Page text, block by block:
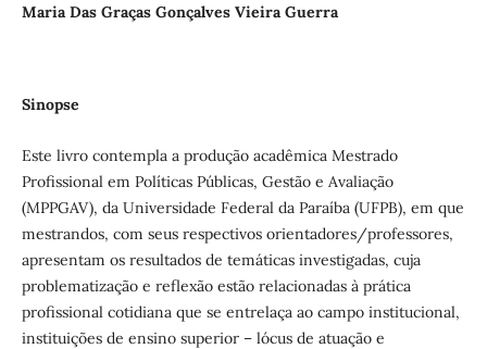
Maria Das Graças Gonçalves Vieira Guerra
Sinopse
Este livro contempla a produção acadêmica Mestrado
Profissional em Políticas Públicas, Gestão e Avaliação
(MPPGAV), da Universidade Federal da Paraíba (UFPB), em que
mestrandos, com seus respectivos orientadores/professores,
apresentam os resultados de temáticas investigadas, cuja
problematização e reflexão estão relacionadas à prática
profissional cotidiana que se entrelaça ao campo institucional,
instituições de ensino superior – lócus de atuação e